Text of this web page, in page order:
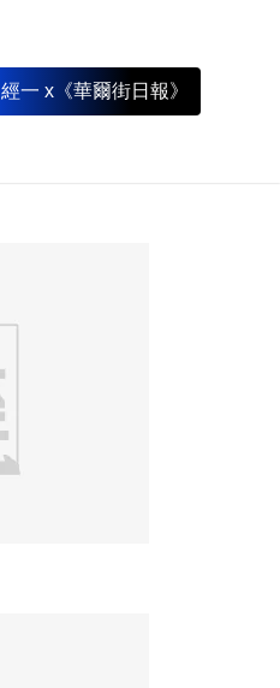
經一 x《華爾街日報》